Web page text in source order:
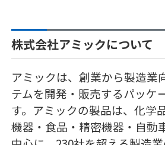
株式会社アミックについて
アミックは、創業から製造業
テムを開発・販売するパッケ
す。アミックの製品は、化学
機器・食品・精密機器・自動